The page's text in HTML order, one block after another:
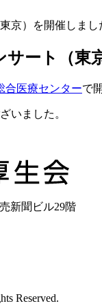
京）を開催しまし
ート（東
合医療センターで
いました。
生
新聞ビル29階
Reserved.